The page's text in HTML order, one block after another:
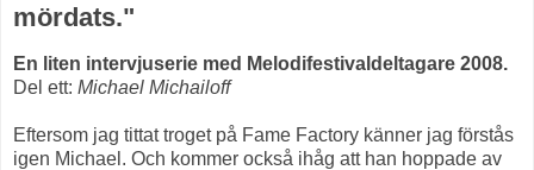
mördats."
En liten intervjuserie med Melodifestivaldeltagare 2008.
Del ett: Michael Michailoff
Eftersom jag tittat troget på Fame Factory känner jag förstås
igen Michael. Och kommer också ihåg att han hoppade av